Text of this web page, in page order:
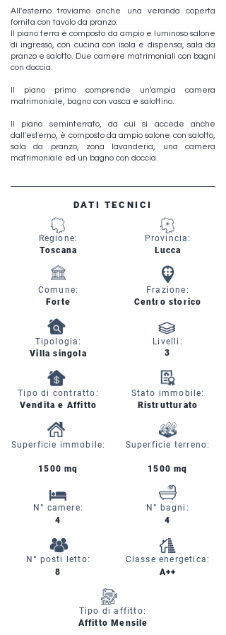
All'esterno troviamo anche una veranda coperta
fornita con tavolo da pranzo.
Il piano terra è composto da ampio e luminoso salone
di ingresso, con cucina con isola e dispensa, sala da
pranzo e salotto. Due camere matrimoniali con bagni
con doccia.
Il piano primo comprende un'ampia camera
matrimoniale, bagno con vasca e salottino.
Il piano seminterrato, da cui si accede anche
dall'esterno, è composto da ampio salone con salotto,
sala da pranzo, zona lavanderia, una camera
matrimoniale ed un bagno con doccia.
DATI TECNICI
Regione:
Toscana
Lucca
Provincia:
Comune:
Forte
Frazione:
Centro storico
Tipologia:
Villa singola
Tipo di contratto:
Vendita e Affitto
Livelli:
3
Stato immobile:
Ristrutturato
Superficie immobile: Superficie terreno:
1500 mq
N° camere:
4
N° posti letto:
8
1500 mq
N° bagni:
4
Classe energetica:
A++
Tipo di affitto:
Affitto Mensile